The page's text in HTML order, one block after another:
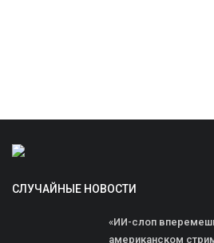
СЛУЧАЙНЫЕ НОВОСТИ
«ИИ-слоп
американском